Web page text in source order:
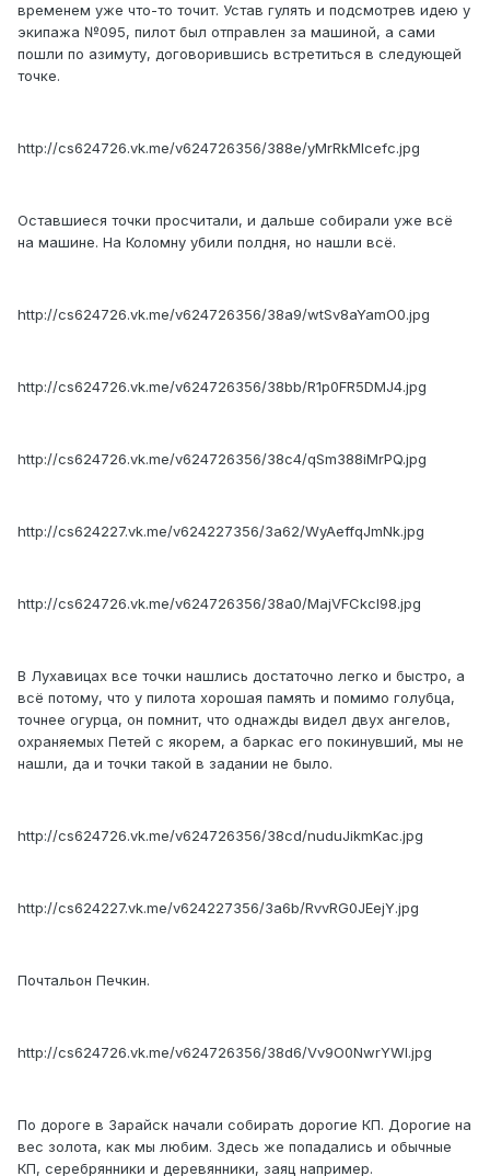
временем уже что-то точит. Устав гулять и подсмотрев идею у
экипажа №095, пилот был отправлен за машиной, а сами
пошли по азимуту, договорившись встретиться в следующей
точке.
http://cs624726.vk.me/v624726356/388e/yMrRkMlcefc.jpg
Оставшиеся точки просчитали, и дальше собирали уже всё
на машине. На Коломну убили полдня, но нашли всё.
http://cs624726.vk.me/v624726356/38a9/wtSv8aYamO0.jpg
http://cs624726.vk.me/v624726356/38bb/R1p0FR5DMJ4.jpg
http://cs624726.vk.me/v624726356/38c4/qSm388iMrPQ.jpg
http://cs624227.vk.me/v624227356/3a62/WyAeffqJmNk.jpg
http://cs624726.vk.me/v624726356/38a0/MajVFCkcI98.jpg
В Лухавицах все точки нашлись достаточно легко и быстро, а
всё потому, что у пилота хорошая память и помимо голубца,
точнее огурца, он помнит, что однажды видел двух ангелов,
охраняемых Петей с якорем, а баркас его покинувший, мы не
нашли, да и точки такой в задании не было.
http://cs624726.vk.me/v624726356/38cd/nuduJikmKac.jpg
http://cs624227.vk.me/v624227356/3a6b/RvvRG0JEejY.jpg
Почтальон Печкин.
http://cs624726.vk.me/v624726356/38d6/Vv9O0NwrYWI.jpg
По дороге в Зарайск начали собирать дорогие КП. Дорогие на
вес золота, как мы любим. Здесь же попадались и обычные
КП, серебрянники и деревянники, заяц например.